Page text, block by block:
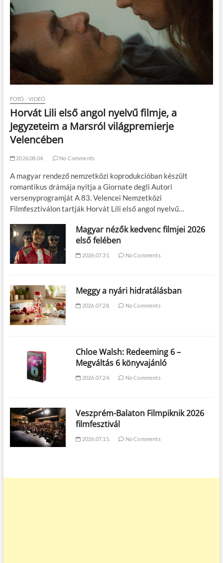
FOTÓ - VIDEÓ
Horvát Lili első angol nyelvű filmje, a
Jegyzeteim a Marsról világpremierje
Velencében
2026.08.04. No Comments
A magyar rendező nemzetközi koprodukcióban készült
romantikus drámája nyitja a Giornate degli Autori
versenyprogramját A 83. Velencei Nemzetközi
Filmfesztiválon tartják Horvát Lili első angol nyelvű…
Magyar nézők kedvenc filmjei 2026
első felében
2026.07.31. No Comments
Meggy a nyári hidratálásban
2026.07.28. No Comments
Chloe Walsh: Redeeming 6 –
Megváltás 6 könyvajánló
2026.07.24. No Comments
Veszprém-Balaton Filmpiknik 2026
filmfesztivál
2026.07.15. No Comments